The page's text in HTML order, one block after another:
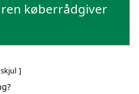
køberrådgiver
skjul